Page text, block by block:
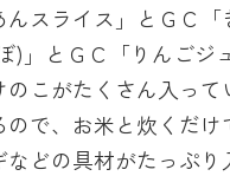
んスライス」とＧＣ
)」とＧＣ「りんごジ
こがたくさん入っ
ので、お米と炊くだ
どの具材がたっぷ